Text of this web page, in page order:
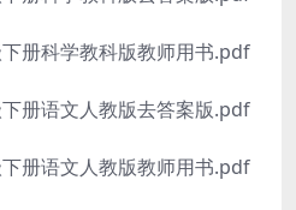
册科学教科版教师用书.pdf
册语文人教版去答案版.pdf
册语文人教版教师用书.pdf